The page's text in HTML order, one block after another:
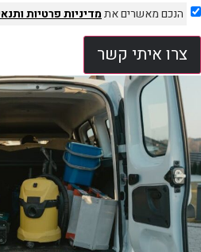
הנכם מאשרים אתמדיניות פרטיות
צרו איתי קשר